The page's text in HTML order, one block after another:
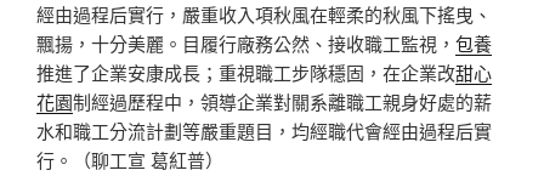
經由過程后實行，嚴重收入項秋風在輕柔的秋風下搖曳、
飄揚，十分美麗。目履行廠務公然、接收職工監視， 包養
推進了企業安康成長；重視職工步隊穩固，在企業改甜心
花園制經過歷程中，領導企業對關系離職工親身好處的薪
水和職工分流計劃等嚴重題目，均經職代會經由過程后實
行。（聊工宣 葛紅普）